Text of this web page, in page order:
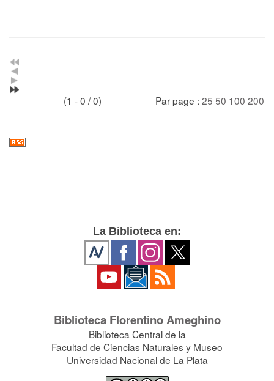
(1 - 0 / 0) Par page : 25 50 100 200
La Biblioteca en:
Biblioteca Florentino Ameghino
Biblioteca Central de la
Facultad de Ciencias Naturales y Museo
Universidad Nacional de La Plata